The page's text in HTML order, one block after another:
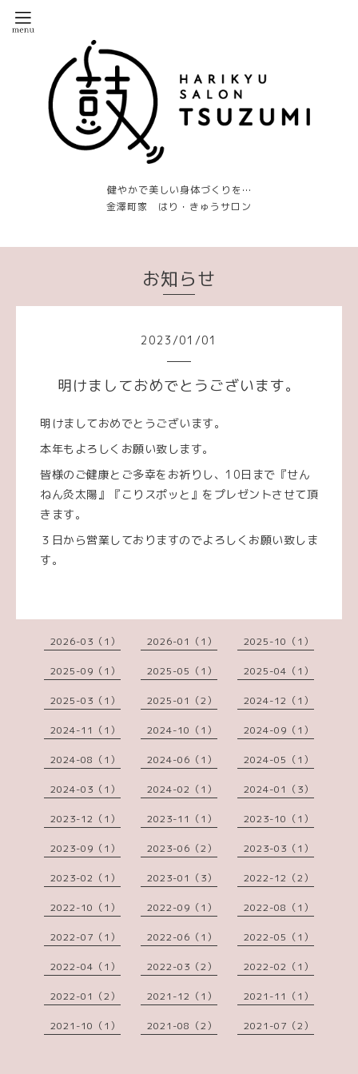
健やかで美しい身体づくりを…
金澤町家 はり・きゅうサロン
お知らせ
2023 /01 /01
明けましておめでとうございます。
明けましておめでとうございます。
本年もよろしくお願い致します。
皆様のご健康とご多幸をお祈りし、10日まで『せん
ねん灸太陽』『こりスポッと』をプレゼントさせて頂
きます。
３日から営業しておりますのでよろしくお願い致しま
す。
2026-03（1） 2026-01（1） 2025-10（1）
2025-09（1） 2025-05（1） 2025-04（1）
2025-03（1） 2025-01（2） 2024-12（1）
2024-11（1） 2024-10（1） 2024-09（1）
2024-08（1） 2024-06（1） 2024-05（1）
2024-03（1） 2024-02（1） 2024-01（3）
2023-12（1） 2023-11（1） 2023-10（1）
2023-09（1） 2023-06（2） 2023-03（1）
2023-02（1） 2023-01（3） 2022-12（2）
2022-10（1） 2022-09（1） 2022-08（1）
2022-07（1） 2022-06（1） 2022-05（1）
2022-04（1） 2022-03（2） 2022-02（1）
2022-01（2） 2021-12（1） 2021-11（1）
2021-10（1） 2021-08（2） 2021-07（2）